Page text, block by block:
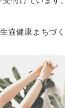
協健康まちづ